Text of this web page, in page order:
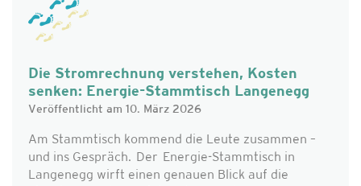
Die Stromrechnung verstehen, Kosten
senken: Energie-Stammtisch Langenegg
Veröffentlicht am 10. März 2026
Am Stammtisch kommend die Leute zusammen –
und ins Gespräch. Der Energie-Stammtisch in
Langenegg wirft einen genauen Blick auf die